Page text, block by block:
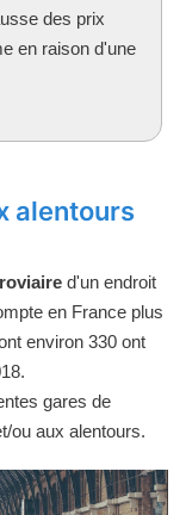
des prix
en raison d'une
alentours
d'un endroit
en France plus
environ 330 ont
gares de
ou aux alentours.